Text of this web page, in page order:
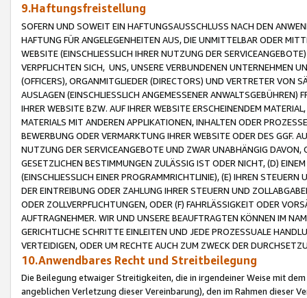
9.Haftungsfreistellung
SOFERN UND SOWEIT EIN HAFTUNGSAUSSCHLUSS NACH DEN
HAFTUNG FÜR ANGELEGENHEITEN AUS, DIE UNMITTELBAR ODER
WEBSITE (EINSCHLIESSLICH IHRER NUTZUNG DER
VERPFLICHTEN SICH, UNS, UNSERE VERBUNDENEN UNTERNEHMEN
(OFFICERS), ORGANMITGLIEDER (DIRECTORS) UND VERTRETER VON
AUSLAGEN (EINSCHLIESSLICH ANGEMESSENER
IHRER WEBSITE BZW. AUF IHRER WEBSITE ERSCHEINENDEM
MATERIALS MIT ANDEREN APPLIKATIONEN, INHALTEN ODER
BEWERBUNG ODER VERMARKTUNG IHRER WEBSITE ODER DES GGF.
NUTZUNG DER SERVICEANGEBOTE UND ZWAR UNABHÄNGIG
GESETZLICHEN BESTIMMUNGEN ZULÄSSIG IST ODER NICHT, (D)
(EINSCHLIESSLICH EINER PROGRAMMRICHTLINIE), (E) IHREN
DER EINTREIBUNG ODER ZAHLUNG IHRER STEUERN UND
ODER ZOLLVERPFLICHTUNGEN, ODER (F) FAHRLÄSSIGKEIT ODER
AUFTRAGNEHMER. WIR UND UNSERE BEAUFTRAGTEN KÖNNEN IM
GERICHTLICHE SCHRITTE EINLEITEN UND JEDE PROZESSUALE
VERTEIDIGEN, ODER UM RECHTE AUCH ZUM ZWECK DER
10.Anwendbares Recht und Streitbeilegung
Die Beilegung etwaiger Streitigkeiten, die in irgendeiner Weise mit
angeblichen Verletzung dieser Vereinbarung), den im Rahmen dieser